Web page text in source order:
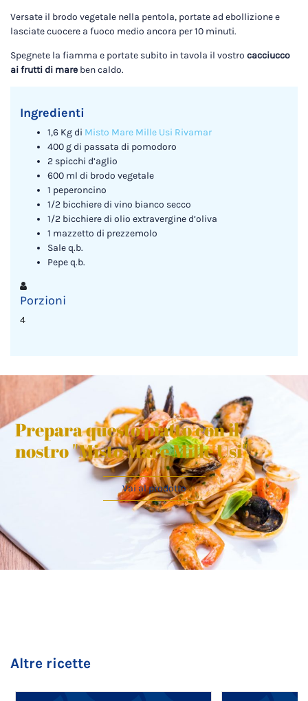
Versate il brodo vegetale nella pentola, portate ad ebollizione e
lasciate cuocere a fuoco medio ancora per 10 minuti.
Spegnete la fiamma e portate subito in tavola il vostro cacciucco
ai frutti di mare ben caldo.
Ingredienti
1,6 Kg di Misto Mare Mille Usi Rivamar
400 g di passata di pomodoro
2 spicchi d’aglio
600 ml di brodo vegetale
1 peperoncino
1/2 bicchiere di vino bianco secco
1/2 bicchiere di olio extravergine d’oliva
1 mazzetto di prezzemolo
Sale q.b.
Pepe q.b.
Porzioni
4
Prepara questo piatto con il
nostro "Misto Mare Mille Usi"
Vai al prodotto
Altre ricette